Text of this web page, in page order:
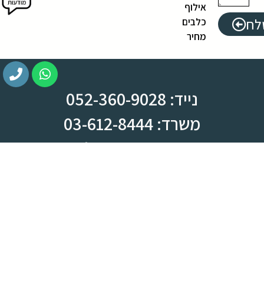
אילוף
כלבים
מחיר
נייד: 052-360-9028
משרד: 03-612-8444
צומת ראש העין, מחלף קסם